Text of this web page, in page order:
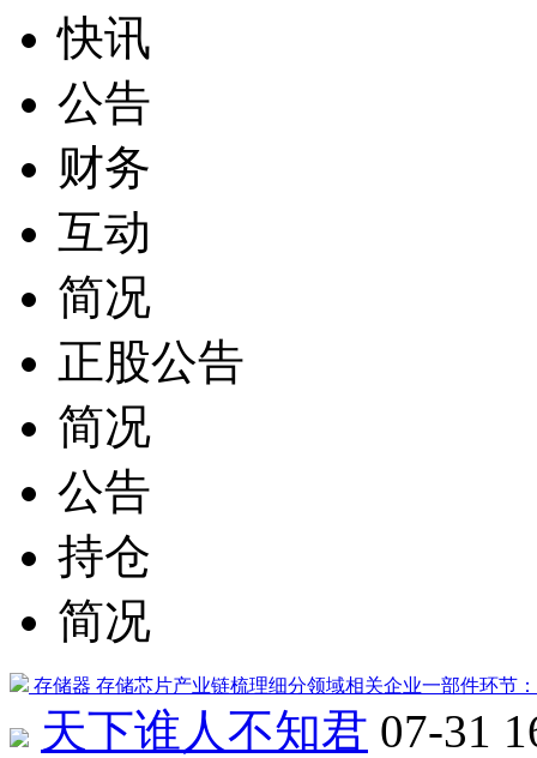
快讯
公告
财务
互动
简况
正股公告
简况
公告
持仓
简况
存储器 存储芯片产业链梳理细分领域相关企业一部件环节
天下谁人不知君 07-31